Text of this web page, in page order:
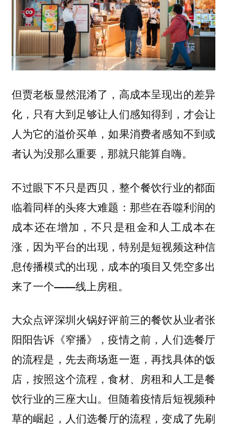
但贾老板显然混淆了， 高成本呈现出的差异
化，只有大到足够让人们感知得到，才会让
人为它的溢价买单，如果消费者感知不到或
者认为没那么重要，那就只能算自嗨。
不过眼下不只是西贝，整个餐饮行业的都面
临着同样的头疼大难题： 那些在吞噬利润的
成本还在增加，不只是租金和人工成本在
涨，因为平台的出现，特别是短视频这种信
息传播模式的出现，成本的项目又凭空多出
来了一个——线上房租。
大众点评深圳火锅好评前三的餐饮从业者张
阳阳告诉《窄播》，疫情之前，人们选餐厅
的流程是，先去商场逛一逛，再找具体的饭
店，按照这个流程，食材、房租和人工是餐
饮行业的三座大山。但随着疫情后短视频种
草的崛起， 人们选餐厅的流程，变成了先刷